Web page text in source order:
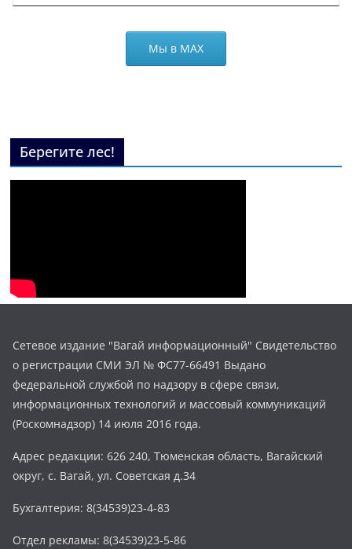
Мы в МАХ
Берегите лес!
Сетевое издание "Вагай информационный" Свидетельство
о регистрации СМИ ЭЛ № ФС77-66491 Выдано
федеральной службой по надзору в сфере связи,
информационных технологий и массовый коммуникаций
(Роскомнадзор) 14 июля 2016 года.
Адрес редакции: 626 240, Тюменская область, Вагайский
округ, с. Вагай, ул. Советская д.34
Бухгалтерия: 8(34539)23-4-83
Отдел рекламы: 8(34539)23-5-86